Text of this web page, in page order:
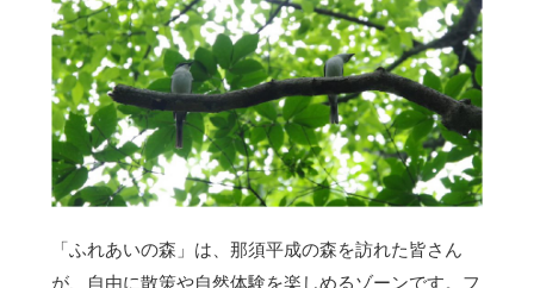
「ふれあいの森」は、那須平成の森を訪れた皆さん
が、自由に散策や自然体験を楽しめるゾーンです。フ